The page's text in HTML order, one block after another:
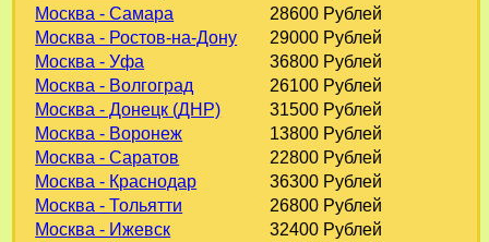
Москва - Самара
28600 Рублей
Москва - Ростов-на-Дону
29000 Рублей
Москва - Уфа
36800 Рублей
Москва - Волгоград
26100 Рублей
Москва - Донецк (ДНР)
31500 Рублей
Москва - Воронеж
13800 Рублей
Москва - Саратов
22800 Рублей
Москва - Краснодар
36300 Рублей
Москва - Тольятти
26800 Рублей
Москва - Ижевск
32400 Рублей